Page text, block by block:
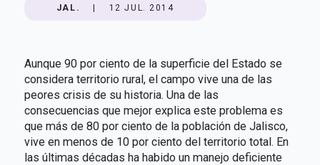
JAL. 12 JUL. 2014
Aunque 90 por ciento de la superficie del Estado se
considera territorio rural, el campo vive una de las
peores crisis de su historia. Una de las
consecuencias que mejor explica este problema es
que más de 80 por ciento de la población de Jalisco,
vive en menos de 10 por ciento del territorio total. En
las últimas décadas ha habido un manejo deficiente